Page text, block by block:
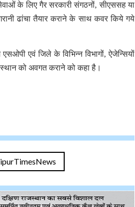
के लिए गैर सरकारी संगठनों, सीएससह या
ढांचा तैयार कराने के साथ कवर किये गये
एवं जिले के विभिन्न विभागों, ऐजेन्सियों
को अवगत कराने को कहा है।